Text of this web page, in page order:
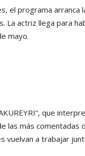
el programa arranca
La actriz llega para
mayo.
que
las más comentadas
vuelvan a trabajar